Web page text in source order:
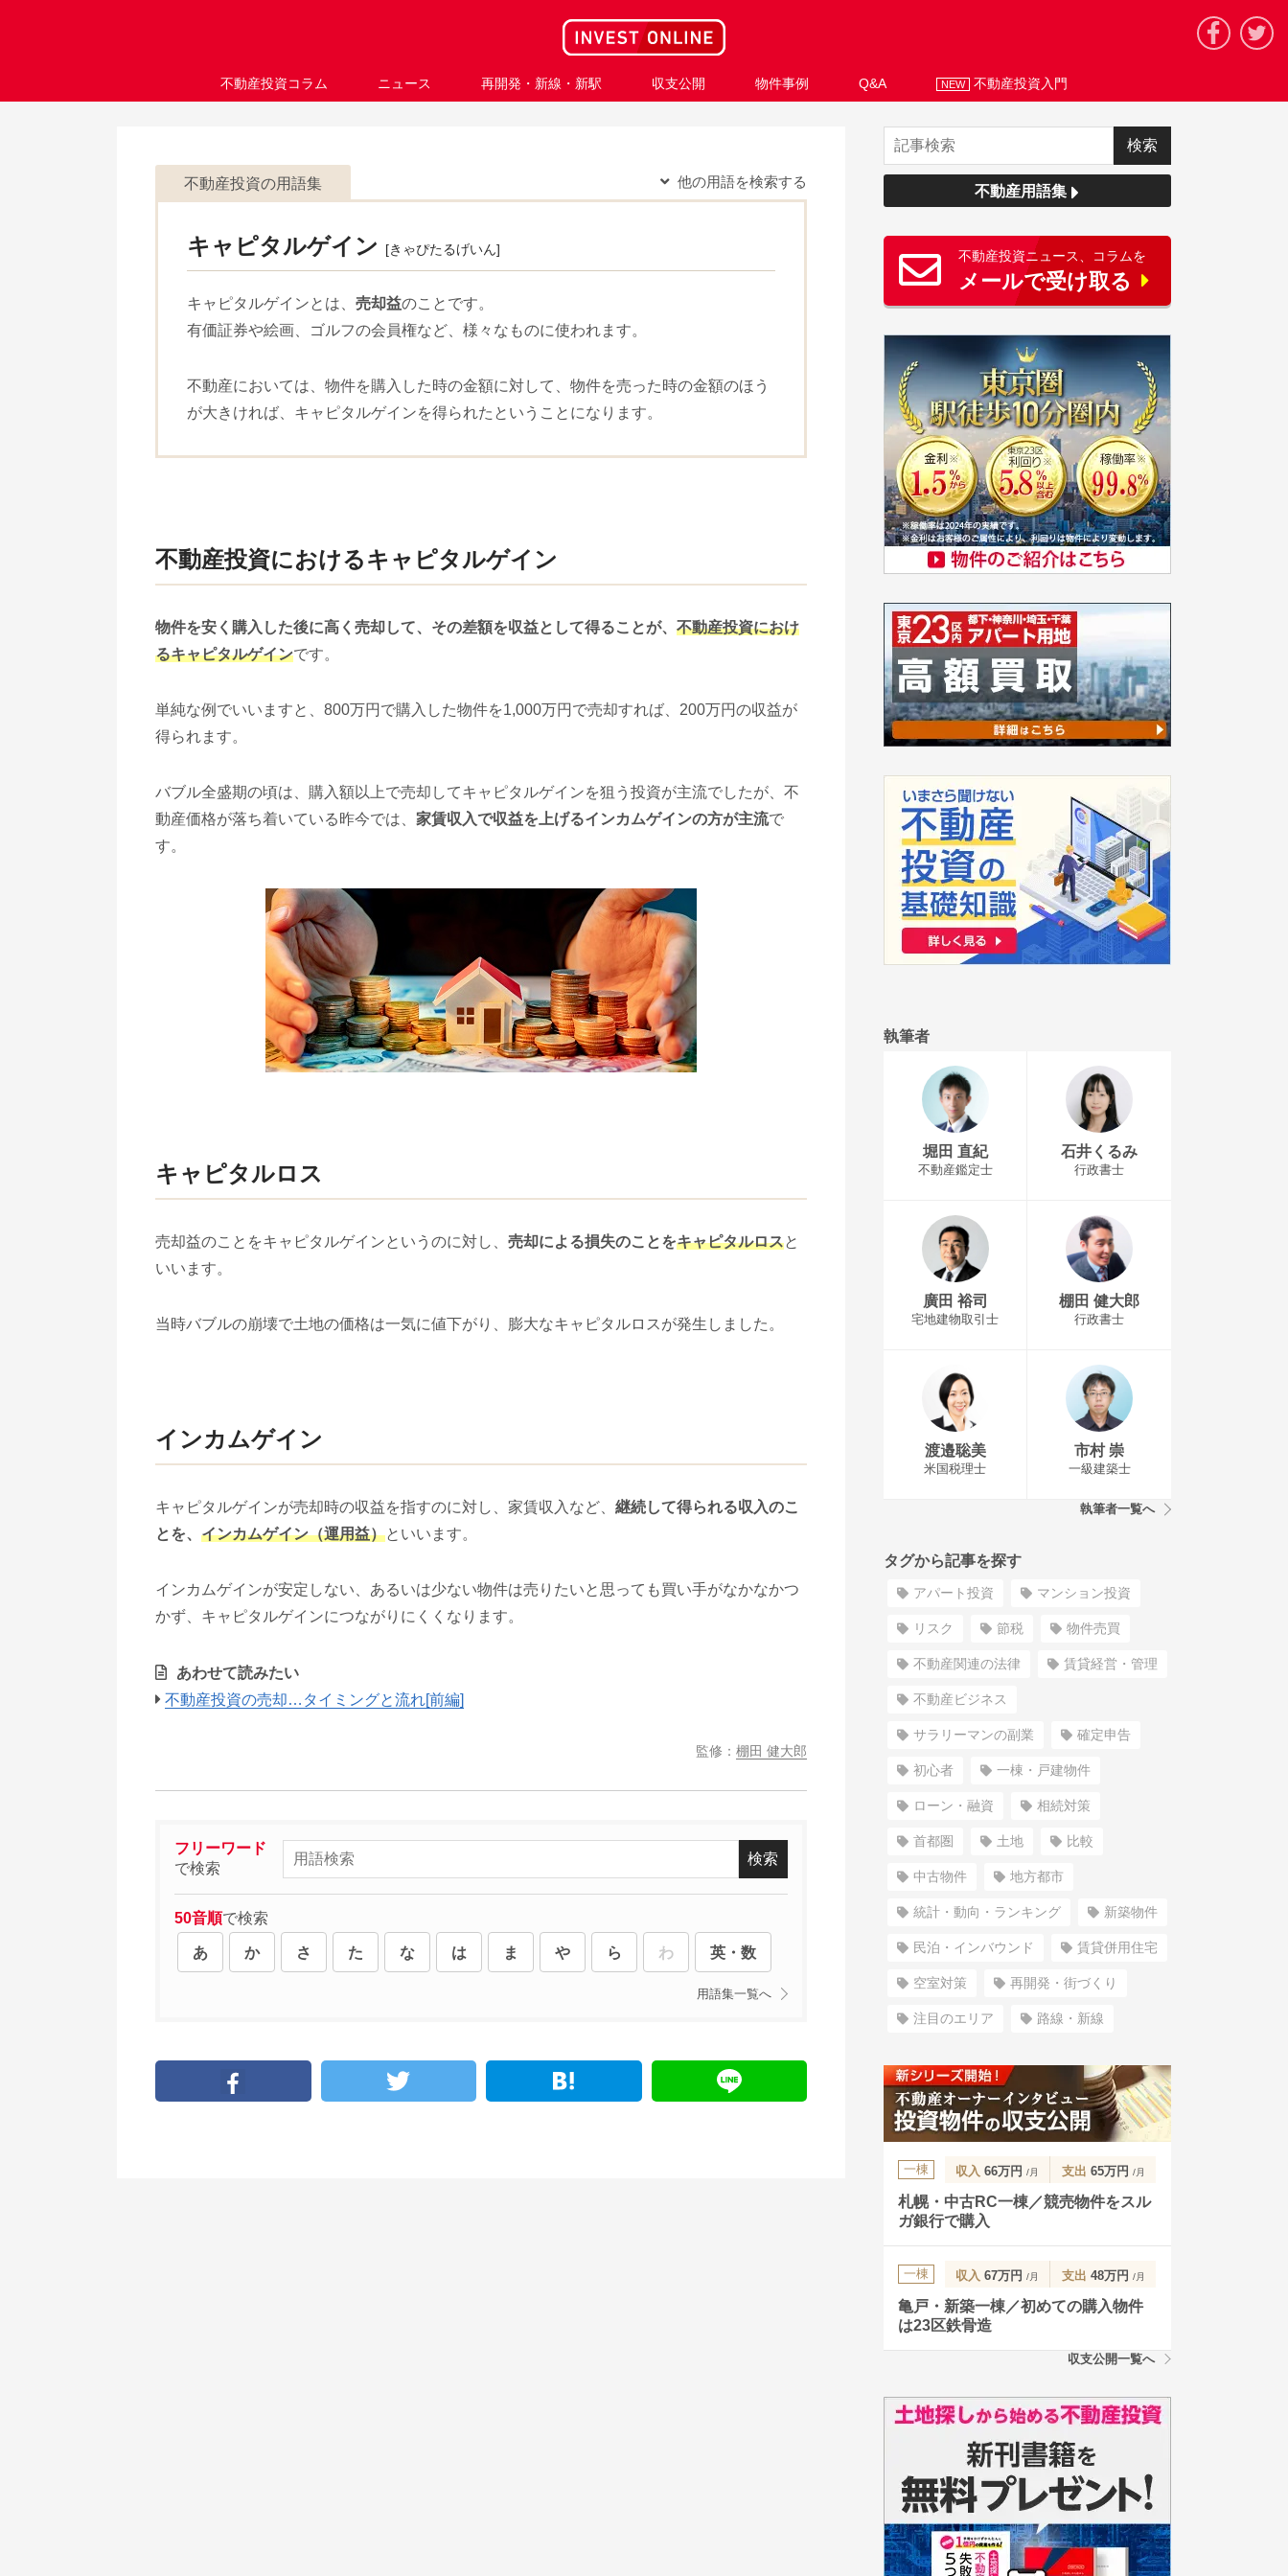
不動産投資コラム ニュース 再開発・新線・新駅 収支公開 物件事例 Q&A NEW 不動産投資入門
不動産投資の用語集 他の用語を検索する
キャピタルゲイン [きゃぴたるげいん]
キャピタルゲインとは、 売却益のことです。
有価証券や絵画、ゴルフの会員権など、様々なものに使われます。
不動産においては、物件を購入した時の金額に対して、物件を売った時の金額のほう
が大きければ、キャピタルゲインを得られたということになります。
不動産投資におけるキャピタルゲイン
物件を安く購入した後に高く売却して、その差額を収益として得ることが、 不動産投資におけ
るキャピタルゲインです。
単純な例でいいますと、800万円で購入した物件を1,000万円で売却すれば、200万円の収益が
得られます。
バブル全盛期の頃は、購入額以上で売却してキャピタルゲインを狙う投資が主流でしたが、不
動産価格が落ち着いている昨今では、 家賃収入で収益を上げるインカムゲインの方が主流で
す。
キャピタルロス
売却益のことをキャピタルゲインというのに対し、 売却による損失のことをキャピタルロスと
いいます。
当時バブルの崩壊で土地の価格は一気に値下がり、膨大なキャピタルロスが発生しました。
インカムゲイン
キャピタルゲインが売却時の収益を指すのに対し、家賃収入など、 継続して得られる収入のこ
とを、 インカムゲイン（運用益）といいます。
インカムゲインが安定しない、あるいは少ない物件は売りたいと思っても買い手がなかなかつ
かず、キャピタルゲインにつながりにくくなります。
あわせて読みたい
不動産投資の売却…タイミングと流れ[前編]
監修： 棚田 健大郎
フリーワード
で検索
50音順で検索
あ か さ た な は ま や ら わ 英・数
用語集一覧へ
不動産用語集
不動産投資ニュース、コラムを
メールで受け取る
執筆者
堀田 直紀
不動産鑑定士
石井くるみ
行政書士
廣田 裕司
宅地建物取引士
棚田 健大郎
行政書士
渡邉聡美
米国税理士
市村 崇
一級建築士
執筆者一覧へ
タグから記事を探す
アパート投資 マンション投資
リスク 節税 物件売買
不動産関連の法律 賃貸経営・管理
不動産ビジネス
サラリーマンの副業 確定申告
初心者 一棟・戸建物件
ローン・融資 相続対策
首都圏 土地 比較
中古物件 地方都市
統計・動向・ランキング 新築物件
民泊・インバウンド 賃貸併用住宅
空室対策 再開発・街づくり
注目のエリア 路線・新線
一棟 収入 66万円 /月 支出 65万円 /月
札幌・中古RC一棟／競売物件をスル
ガ銀行で購入
一棟 収入 67万円 /月 支出 48万円 /月
亀戸・新築一棟／初めての購入物件
は23区鉄骨造
収支公開一覧へ